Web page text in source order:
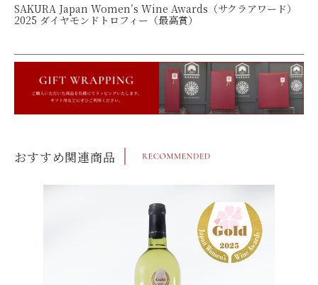
SAKURA Japan Women’s Wine Awards（サクラアワード）
2025 ダイヤモンドトロフィー（最高賞）
おすすめ関連商品